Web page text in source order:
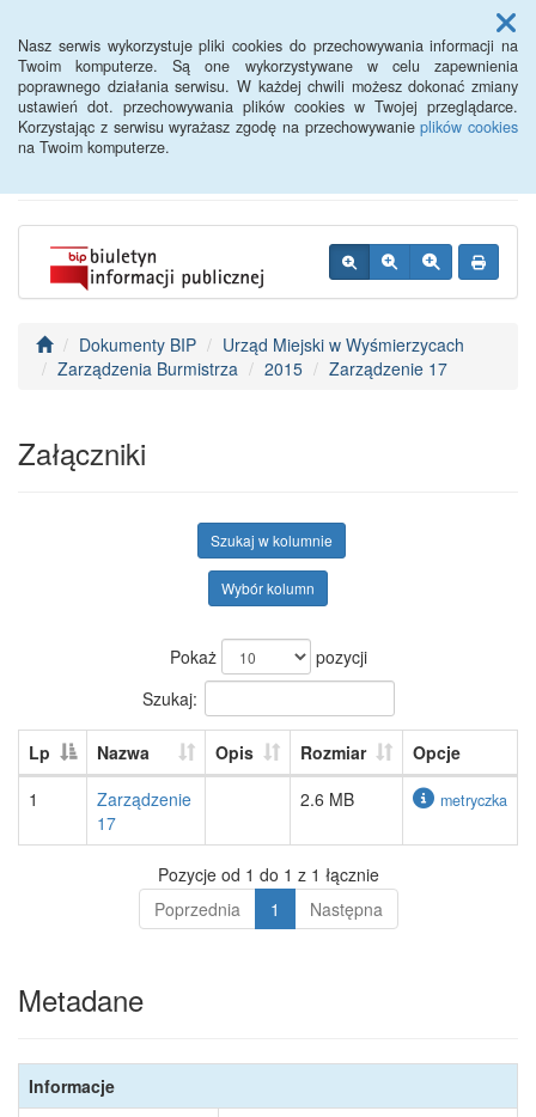
Nasz serwis wykorzystuje pliki cookies do przechowywania informacji na
Twoim komputerze. Są one wykorzystywane w celu zapewnienia
poprawnego działania serwisu. W każdej chwili możesz dokonać zmiany
ustawień dot. przechowywania plików cookies w Twojej przeglądarce.
Korzystając z serwisu wyrażasz zgodę na przechowywanieplików cookies
na Twoim komputerze.
Menu
BIP - Urząd Miejski
Wyśmierzyce
Dokumenty BIP
Urząd Miejski w Wyśmierzycach
Zarządzenia Burmistrza
2015 Zarządzenie 17
Załączniki
Szukaj w kolumnie
Wybór kolumn
Pokaż
pozycji
Szukaj:
Lp Nazwa Opis Rozmiar
Opcje
1
Zarządzenie
17
2.6 MB metryczka
Pozycje od 1 do 1 z 1 łącznie
Poprzednia
1 Następna
Metadane
Informacje